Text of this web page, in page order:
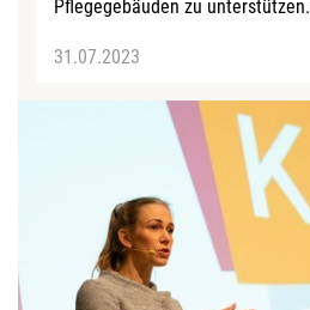
Pflegegebäuden zu unterstützen.
31.07.2023